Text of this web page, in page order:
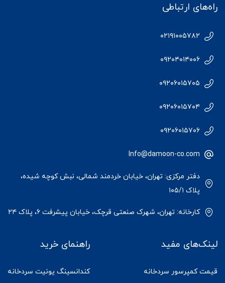
راه‌های ارتباطی
۰۲۱۹۱۰۰۵۷۸۲
۰۹۲۰۴۰۱۴۰۰۶
۰۹۲۰۶۰۱۵۷۰۵
۰۹۲۰۶۰۱۵۷۰۴
۰۹۲۰۶۰۱۵۷۰۶
Info@damoon-co.com
دفتر مرکزی: تهران، خیابان خردمند شمالی، نبش کوچه شیده،
پلاک ۱۰۵/۱
کارخانه: تهران، شهرک صنعتی قرچک، خیابان پیشرفت ۶، پلاک ۲۴
لینک‌های مفید
قیمت کمپرسور سردخانه
راهنمای خرید
کندانسینگ یونیت سردخانه